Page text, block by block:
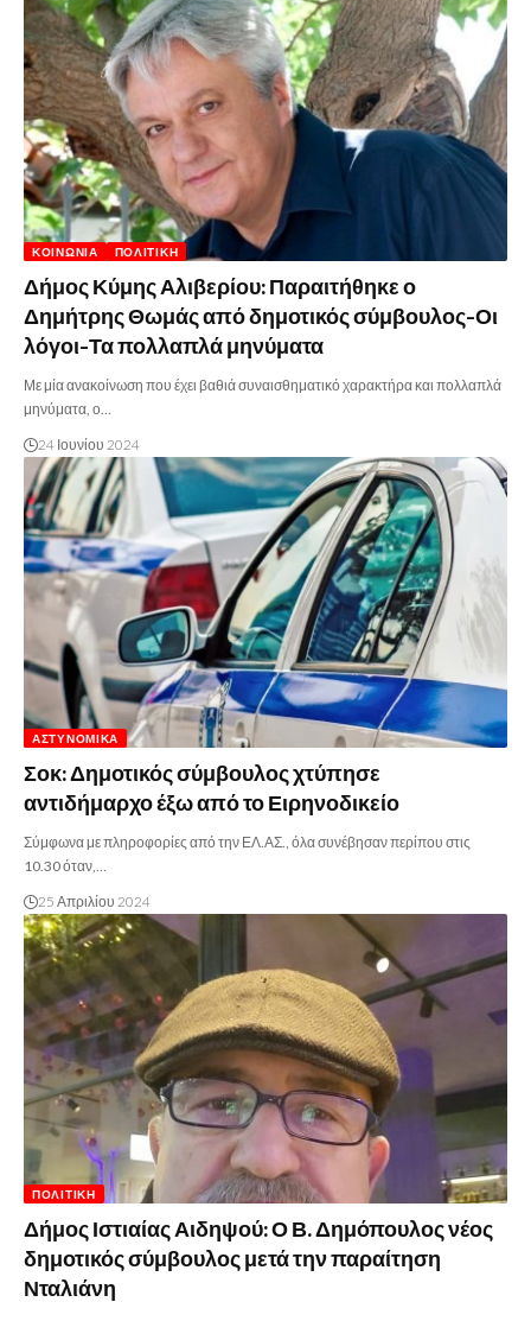
ΚΟΙΝΩΝΊΑ ΠΟΛΙΤΙΚΉ
Δήμος Κύμης Αλιβερίου: Παραιτήθηκε ο
Δημήτρης Θωμάς από δημοτικός σύμβουλος-Οι
λόγοι-Τα πολλαπλά μηνύματα
Με μία ανακοίνωση που έχει βαθιά συναισθηματικό χαρακτήρα και πολλαπλά
μηνύματα, ο…
24 Ιουνίου 2024
ΑΣΤΥΝΟΜΙΚΆ
Σοκ: Δημοτικός σύμβουλος χτύπησε
αντιδήμαρχο έξω από το Ειρηνοδικείο
Σύμφωνα με πληροφορίες από την ΕΛ.ΑΣ., όλα συνέβησαν περίπου στις
10.30 όταν,…
25 Απριλίου 2024
ΠΟΛΙΤΙΚΉ
Δήμος Ιστιαίας Αιδηψού: Ο Β. Δημόπουλος νέος
δημοτικός σύμβουλος μετά την παραίτηση
Νταλιάνη